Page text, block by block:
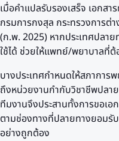
เมื่อคำแปลรับรองเสร็จ เอก
กรมการกงสุล กระทรวงการต่
(ก.พ. 2025) หากประเทศปลา
ใช้ได้ ช่วยให้แพทย์/พยาบาลที่ต้
บางประเทศกำหนดให้สภาการ
ถึงหน่วยงานกำกับวิชาชีพปล
ทีมงานจึงประสานทั้งการขอเอ
ตามช่องทางที่ปลายทางยอมรั
อย่างถูกต้อง